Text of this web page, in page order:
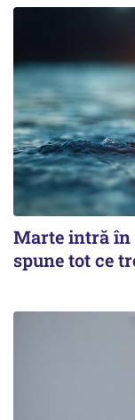
Marte intră în
spune tot ce